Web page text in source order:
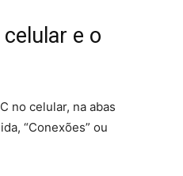
e o
no celular, na abas
“Conexões” ou